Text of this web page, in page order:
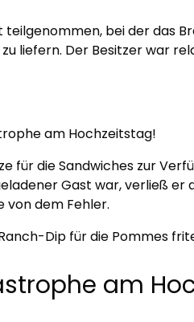
teilgenommen, bei der
liefern. Der Besitzer war
am Hochzeitstag!
für die Sandwiches zur
Gast war, verließ
von dem Fehler.
Dip für die Pommes
am